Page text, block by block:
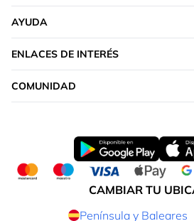
AYUDA
ENLACES DE INTERÉS
COMUNIDAD
CAMBIAR TU
Península y Baleares